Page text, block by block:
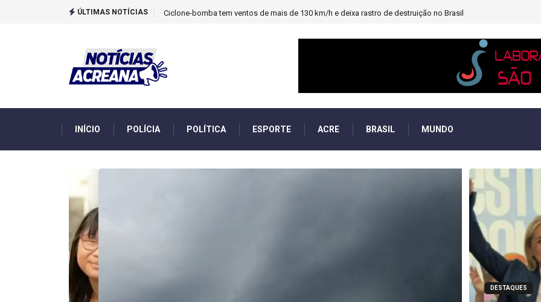
ÚLTIMAS NOTÍCIAS TCU identificou desvios de dinheiro e PF investigará emendas Pix
INÍCIO POLÍCIA POLÍTICA ESPORTE ACRE BRASIL MUNDO
DESTAQUES